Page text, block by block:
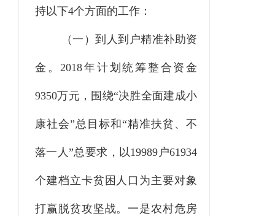
持以下4个方面的工作：
（一）到人到户精准补助资
金。2018年计划统筹整合资金
9350万元， 围绕“决胜全面建成小
康社会”总目标和“精准扶贫、不
落一人”总要求，以19989 户61934
个建档立卡贫困人口为主要对象
打赢脱贫攻坚战。一是农村危房